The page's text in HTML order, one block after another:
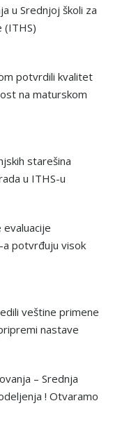
u Srednjoj školi za
(ITHS)
potvrdili kvalitet
na maturskom
starešina
u ITHS-u
potvrđuju visok
veštine primene
nastave
– Srednja
! Otvaramo